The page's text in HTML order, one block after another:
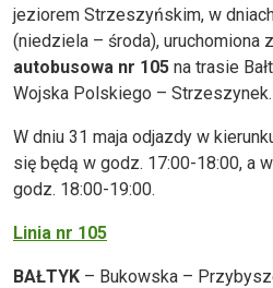
jeziorem Strzeszyńskim, w
(niedziela – środa), uruchomiona
autobusowa nr 105 na trasie
Wojska Polskiego – Strzeszynek.
W dniu 31 maja odjazdy w
się będą w godz. 17:00-18:00, a
godz. 18:00-19:00.
Linia nr 105
BAŁTYK – Bukowska –